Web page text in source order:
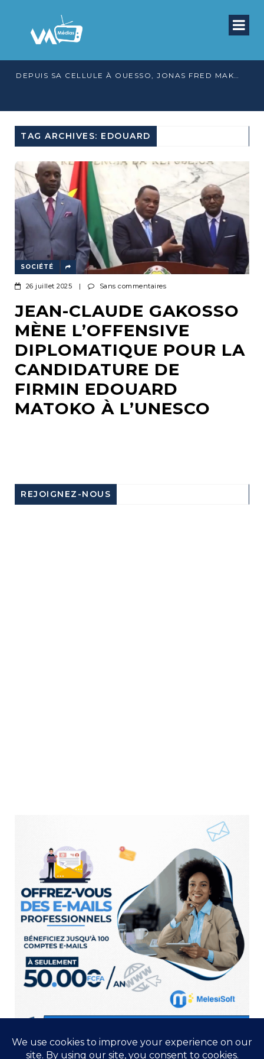
DEPUIS SA CELLULE À OUESSO, JONAS FRED MAKITA DÉNONCE CE QU’IL QUALIFIE DE DÉNI DE JUSTICE
TAG ARCHIVES: EDOUARD
SOCIÉTÉ
26 juillet 2025 | Sans commentaires
JEAN-CLAUDE GAKOSSO
MÈNE L’OFFENSIVE
DIPLOMATIQUE POUR LA
CANDIDATURE DE
FIRMIN EDOUARD
MATOKO À L’UNESCO
REJOIGNEZ-NOUS